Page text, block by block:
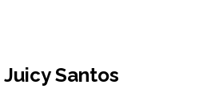
Santos